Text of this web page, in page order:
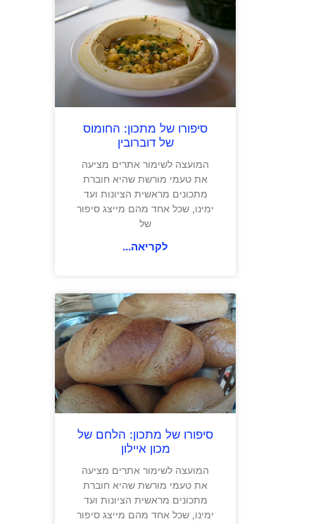
סיפורו של מתכון: החומוס
של דוברובין
המועצה לשימור אתרים מציעה
את טעמי מורשת שהיא חוברת
מתכונים מראשית הציונות ועד
ימינו, שכל אחד מהם מייצג סיפור
של
לקריאה...
סיפורו של מתכון: הלחם של
מכון איילון
המועצה לשימור אתרים מציעה
את טעמי מורשת שהיא חוברת
מתכונים מראשית הציונות ועד
ימינו, שכל אחד מהם מייצג סיפור